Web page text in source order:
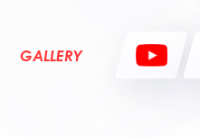
GALLERY